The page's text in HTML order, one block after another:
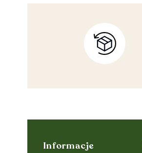
Linki w stopce
Informacje